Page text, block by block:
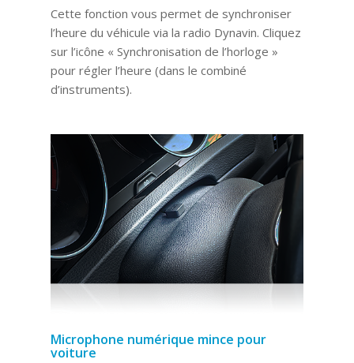
Cette fonction vous permet de synchroniser
l’heure du véhicule via la radio Dynavin. Cliquez
sur l’icône « Synchronisation de l’horloge »
pour régler l’heure (dans le combiné
d’instruments).
Microphone numérique mince pour
voiture